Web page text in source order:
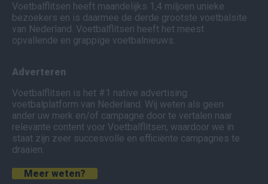
Voetbalflitsen heeft maandelijks 1,4 miljoen unieke
bezoekers en is daarmee de derde grootste voetbalsite
van Nederland. Voetbalflitsen heeft het meest
opvallende en grappige voetbalnieuws.
Adverteren
Voetbalflitsen is het #1 native advertising
voetbalplatform van Nederland. Wij weten als geen
ander uw merk en/of campagne door te vertalen naar
relevante content voor Voetbalflitsen, waardoor we in
staat zijn zeer succesvolle en efficiënte campagnes te
draaien.
Meer weten?